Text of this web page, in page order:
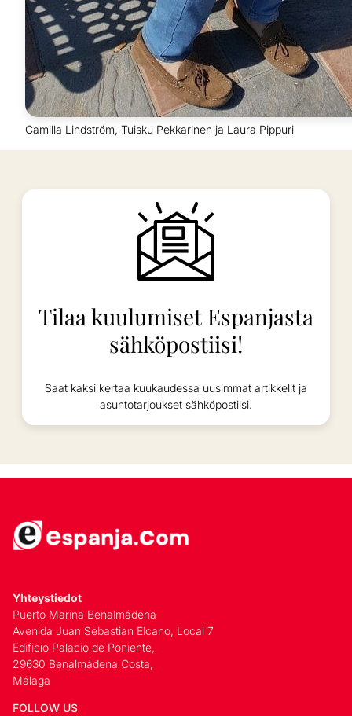
Camilla Lindström, Tuisku Pekkarinen ja Laura Pippuri
Tilaa kuulumiset Espanjasta
sähköpostiisi!
Saat kaksi kertaa kuukaudessa uusimmat artikkelit ja
asuntotarjoukset sähköpostiisi.
Yhteystiedot
Puerto Marina Benalmádena
Avenida Juan Sebastian Elcano, Local 7
Edificio Palacio de Poniente,
29630 Benalmádena Costa,
Málaga
FOLLOW US